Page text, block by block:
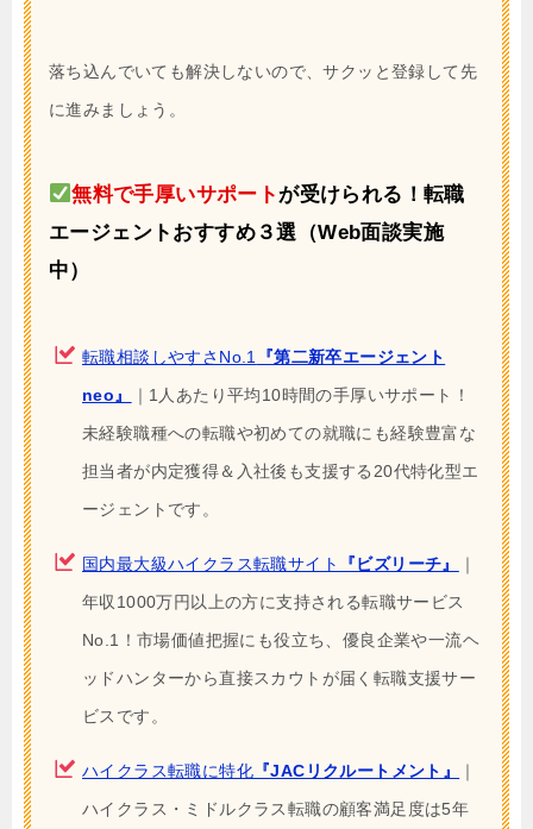
落ち込んでいても解決しないので、サクッと登録して先
に進みましょう。
無料で手厚いサポートが受けられる！転職
エージェントおすすめ３選（Web面談実施
中）
転職相談しやすさNo.1
『第二新卒エージェント
neo』
｜1人あたり平均10時間の手厚いサポート！
未経験職種への転職や初めての就職にも経験豊富な
担当者が内定獲得＆入社後も支援する20代特化型エ
ージェントです。
国内最大級ハイクラス転職サイト 『ビズリーチ』
｜
年収1000万円以上の方に支持される転職サービス
No.1！市場価値把握にも役立ち、優良企業や一流ヘ
ッドハンターから直接スカウトが届く転職支援サー
ビスです。
ハイクラス転職に特化 『JACリクルートメント』
｜
ハイクラス・ミドルクラス転職の顧客満足度は5年